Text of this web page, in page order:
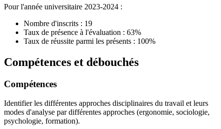
Pour l'année universitaire 2023-2024 :
Nombre d'inscrits : 19
Taux de présence à l'évaluation : 63%
Taux de réussite parmi les présents : 100%
Compétences et débouchés
Compétences
Identifier les différentes approches disciplinaires du travail et leurs
modes d'analyse par différentes approches (ergonomie, sociologie,
psychologie, formation).